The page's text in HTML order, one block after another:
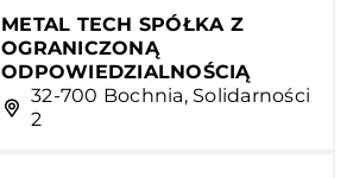
METAL TECH SPÓŁKA Z
OGRANICZONĄ
ODPOWIEDZIALNOŚCIĄ
32-700 Bochnia, Solidarności
2